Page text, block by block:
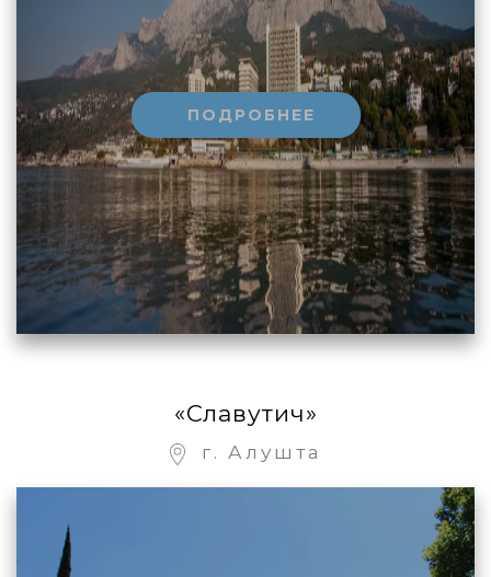
ПОДРОБНЕЕ
«Славутич»
г. Алушта